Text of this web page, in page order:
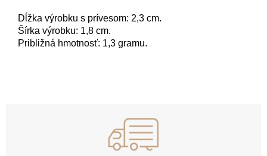
Dĺžka výrobku s prívesom: 2,3 cm.
Šírka výrobku: 1,8 cm.
Približná hmotnosť: 1,3 gramu.